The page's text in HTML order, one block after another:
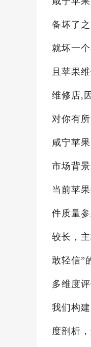
备坏了
就坏一
且苹果
维修店,
对你有
咸宁苹
市场背
当前苹
件质量
较长，
敢轻信”
多维度
我们构
度剖析